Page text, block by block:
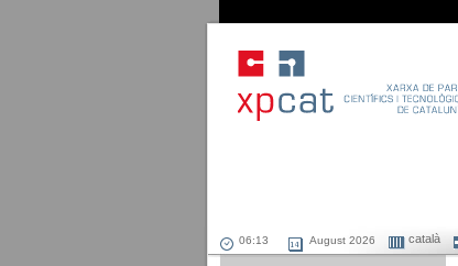
August 2026 català